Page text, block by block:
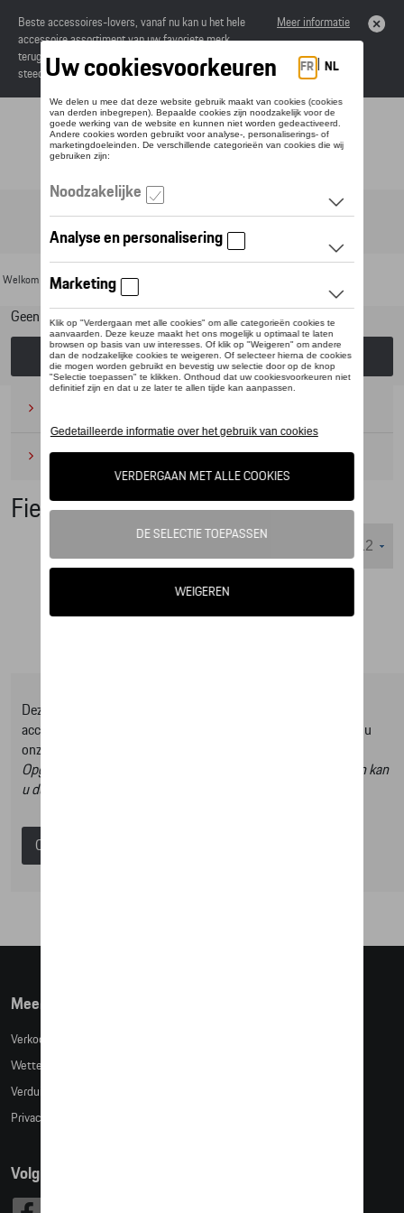
Beste accessoires-lovers, vanaf nu kan u het hele
accessoire assortiment van uw favoriete merk
terugvinden in de online catalogus. Deze kunnen
steeds besteld worden via uw dealer.
Meer informatie
Toggle navigation
Welkom >Voor uw Porsche >
Geen model geselecteerd (Alles weergeven)
Kies een model
Onderhoudsproducten(1)
Fietsen
Deze online shop biedt u enkel een selectie uit ons Tequipment
accessoire gamma, om het volledige gamma te ontdekken kan u
onze Tequipment accessoire zoeker raadplegen.
Opgelet, door op deze link te klikken verlaat u de online shop en kan
u dus geen artikels online bestellen.
Catalogus Porsche
Meer info
Verkoopsvoorwaarden
Wettelijke bepalingen
Verduidelijking kledingmaten
Privacybeleid
Volg Ons